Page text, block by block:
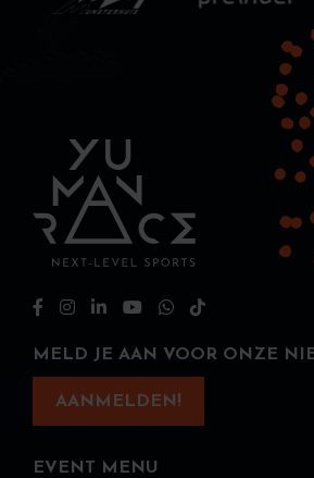
MELD JE AAN VOOR ONZE
AANMELDEN!
EVENT MENU